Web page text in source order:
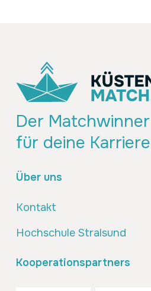
Der Matchwinner
für deine Karriere
Über uns
Kontakt
Hochschule Stralsund
Kooperationspartners